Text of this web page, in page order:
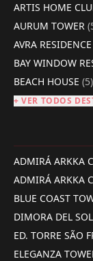
ARTIS HOME
AURUM TOWER
AVRA RESIDENCE
BAY WINDOW
BEACH HOUSE (5)
+ VER TODOS
ADMIRÁ ARKKA
ADMIRÁ ARKKA
BLUE COAST
DIMORA DEL
ED. TORRE SÃO
ELEGANZA